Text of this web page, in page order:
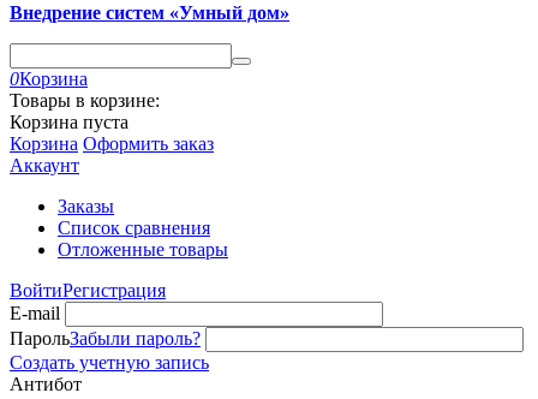
Внедрение систем «Умный дом»
0Корзина
Товары в корзине:
Корзина пуста
Корзина Оформить заказ
Аккаунт
Заказы
Список сравнения
Отложенные товары
ВойтиРегистрация
E-mail
ПарольЗабыли пароль?
Создать учетную запись
Антибот